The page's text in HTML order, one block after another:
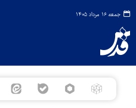
جمعه ۱۶ مرداد ۱۴۰۵